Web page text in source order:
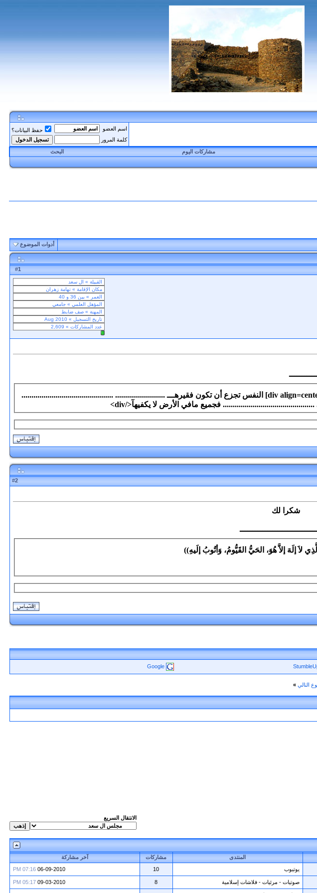
اسم العضو
حفظ البيانات؟
كلمة المرور
مشاركات اليوم البحث
أدوات الموضوع
#
1
#
2
شكرا لك
لاَ إلَهَ إلاَّ هُوَ، الحَيُّ القَيُّومُ، وَأتُوبُ إلَيهِ))
Google
التالي »
الانتقال السريع
المنتدى مشاركات
آخر مشاركة
يوتيوب 10
06-09-2010
07:16 PM
صوتيات - مرئيات - فلاشات إسلامية 8
09-03-2010
05:17 PM